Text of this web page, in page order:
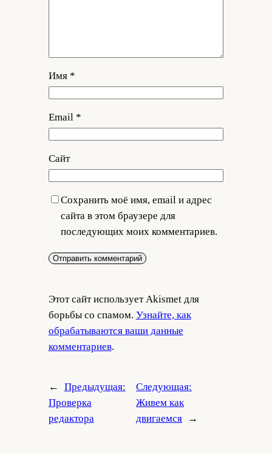
Имя *
Email *
Сайт
Сохранить моё имя, email и адрес
сайта в этом браузере для
последующих моих комментариев.
Этот сайт использует Akismet для
борьбы со спамом. Узнайте, как
обрабатываются ваши данные
комментариев.
←
Предыдущая:
Проверка
редактора
Следующая:
Живем как
двигаемся
→